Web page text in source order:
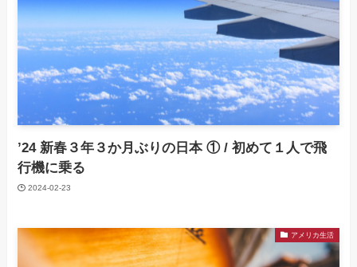
’24 新春３年３か月ぶりの日本 ① / 初めて１人で飛
行機に乗る
2024-02-23
アメリカ生活